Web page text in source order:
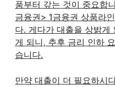
품부터 갚는 것이 중요합
금융권> 1금융권 상품라
다. 게다가 대출을 상밝게
게 되니, 추후 금리 인하
습니다.
만약 대출이 더 필요하시